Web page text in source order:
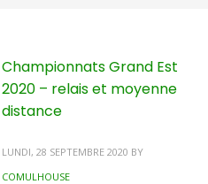
Championnats Grand Est
2020 – relais et moyenne
distance
LUNDI, 28 SEPTEMBRE 2020 BY
COMULHOUSE